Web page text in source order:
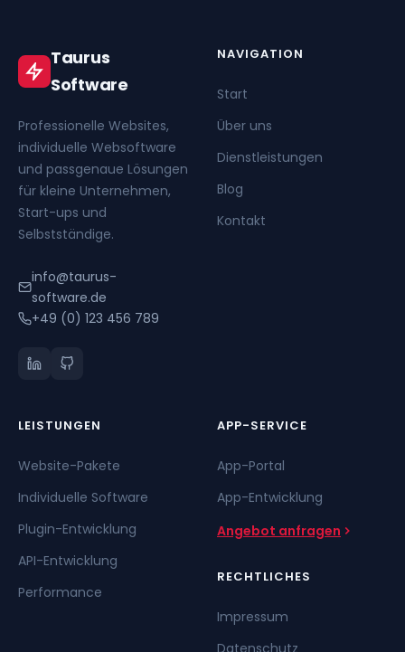
Taurus
Software
Professionelle Websites,
individuelle Websoftware
und passgenaue Lösungen
für kleine Unternehmen,
Start-ups und
Selbstständige.
info@taurus-
software.de
+49 (0) 123 456 789
NAVIGATION
Start
Über uns
Dienstleistungen
Blog
Kontakt
LEISTUNGEN
Website-Pakete
Individuelle Software
Plugin-Entwicklung
API-Entwicklung
Performance
APP-SERVICE
App-Portal
App-Entwicklung
Angebot anfragen
RECHTLICHES
Impressum
Datenschutz